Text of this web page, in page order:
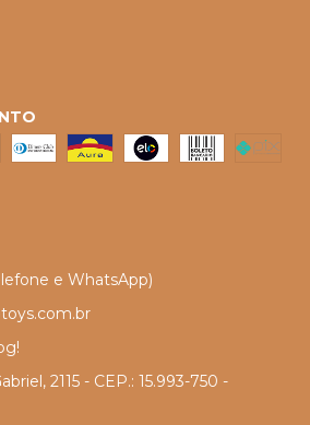
e WhatsApp)
2115 - CEP.: 15.993-750 -